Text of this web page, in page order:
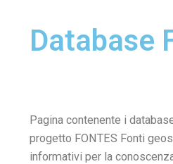
Database
Pagina contenente i
progetto FONTES Fonti
informativi per la